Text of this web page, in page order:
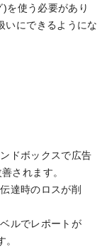
を使う必要があり
いにできるようにな
ドボックスで広告
されます。
達時のロスが削
ルでレポートが